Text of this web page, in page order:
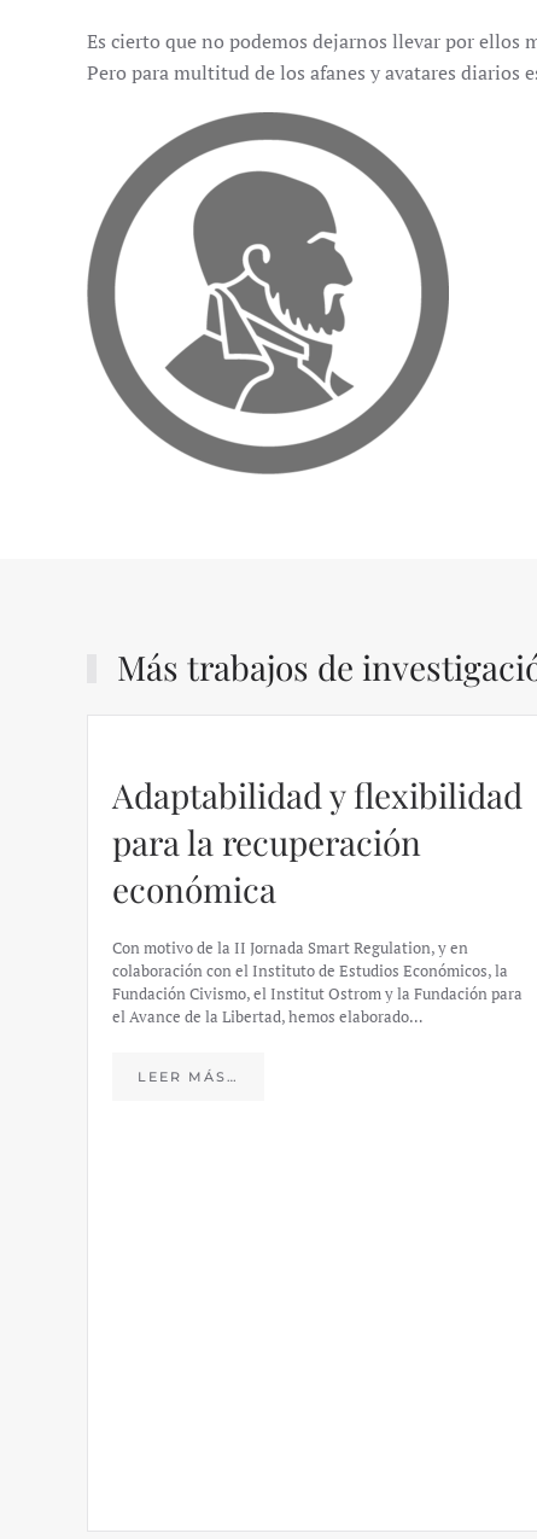
Es cierto que no podemos dejarnos llevar por ellos
Pero para multitud de los afanes y avatares diarios
Más trabajos de
Adaptabilidad y flexibilidad
para la recuperación
económica
Con motivo de la II Jornada Smart Regulation, y en
colaboración con el Instituto de Estudios Económicos, la
Fundación Civismo, el Institut Ostrom y la Fundación para
el Avance de la Libertad, hemos elaborado…
LEER MÁS…